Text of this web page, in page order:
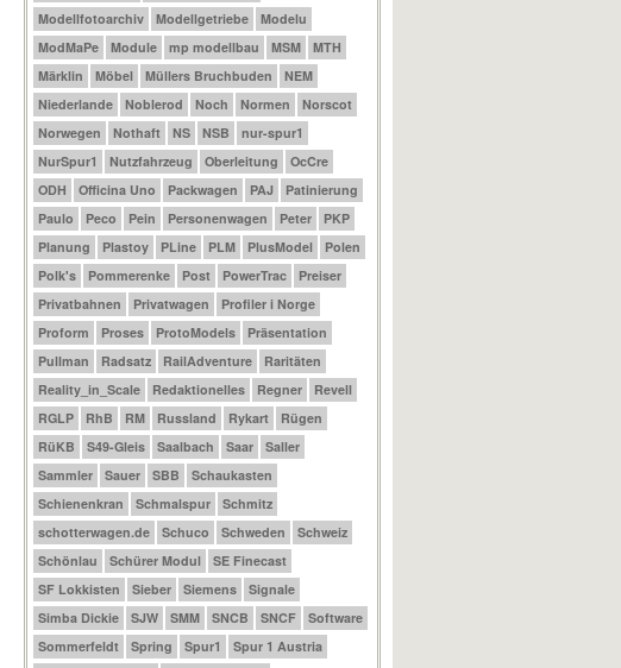
Modellfotoarchiv
Modellgetriebe
Modelu
ModMaPe
Module mp modellbau MSM
MTH
Märklin
Möbel Müllers Bruchbuden
NEM
Niederlande
Noblerod Noch Normen
Norscot
Norwegen
Nothaft NS NSB
nur-spur1
NurSpur1
Nutzfahrzeug Oberleitung
OcCre
ODH
Officina Uno Packwagen PAJ
Patinierung
Paulo
Peco Pein Personenwagen Peter
PKP
Planung
Plastoy PLine PLM PlusModel
Polen
Polk's
Pommerenke Post PowerTrac
Preiser
Privatbahnen
Privatwagen
Profiler i Norge
Proform
Proses ProtoModels
Präsentation
Pullman
Radsatz RailAdventure
Raritäten
Reality_in_Scale
Redaktionelles Regner
Revell
RGLP
RhB RM Russland Rykart
Rügen
RüKB
S49-Gleis Saalbach Saar
Saller
Sammler
Sauer SBB
Schaukasten
Schienenkran
Schmalspur
Schmitz
schotterwagen.de
Schuco Schweden
Schweiz
Schönlau
Schürer Modul
SE Finecast
SF Lokkisten
Sieber Siemens
Signale
Simba Dickie
SJW SMM SNCB SNCF
Software
Sommerfeldt
Spring Spur1
Spur 1 Austria